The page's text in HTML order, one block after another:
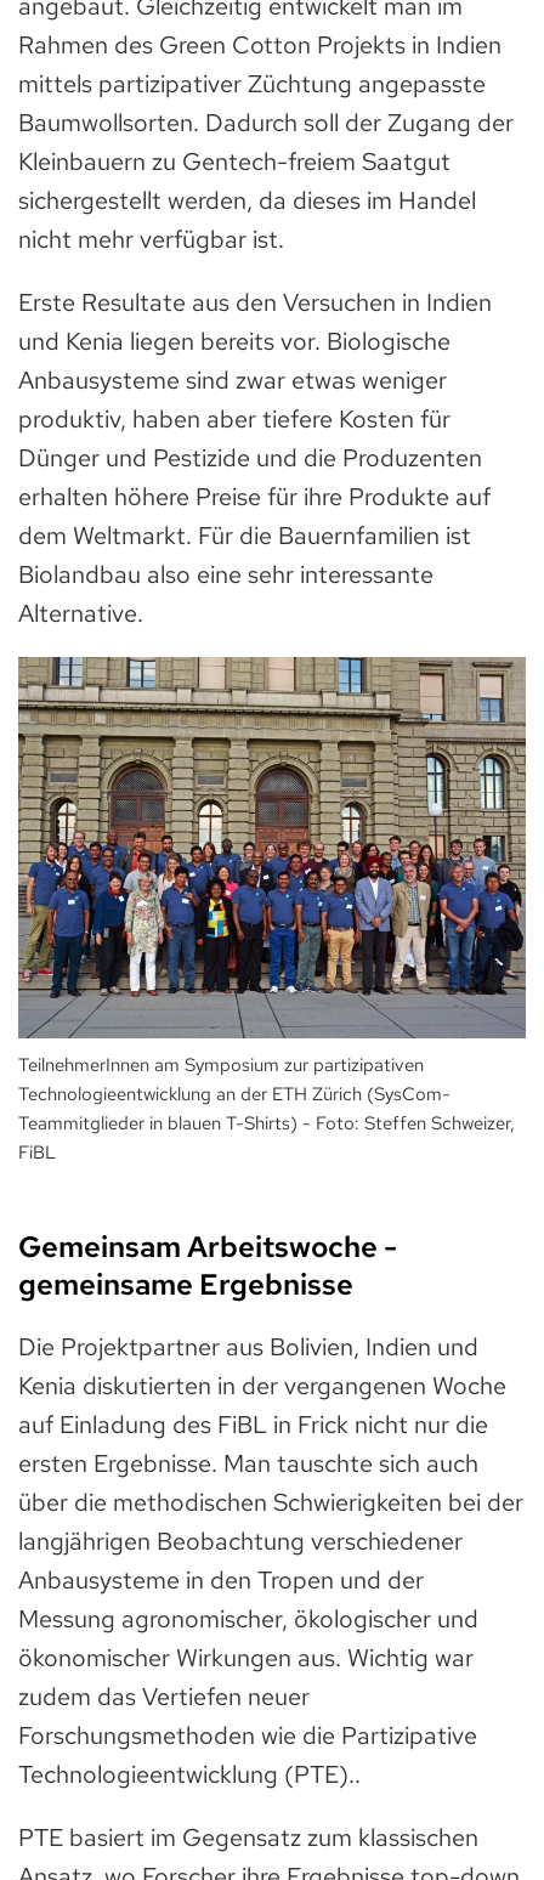
Rahmen des Green Cotton Projekts in Indien
mittels partizipativer Züchtung angepasste
Baumwollsorten. Dadurch soll der Zugang der
Kleinbauern zu Gentech-freiem Saatgut
sichergestellt werden, da dieses im Handel
nicht mehr verfügbar ist.
Erste Resultate aus den Versuchen in Indien
und Kenia liegen bereits vor. Biologische
Anbausysteme sind zwar etwas weniger
produktiv, haben aber tiefere Kosten für
Dünger und Pestizide und die Produzenten
erhalten höhere Preise für ihre Produkte auf
dem Weltmarkt. Für die Bauernfamilien ist
Biolandbau also eine sehr interessante
Alternative.
TeilnehmerInnen am Symposium zur partizipativen
Technologieentwicklung an der ETH Zürich (SysCom-
Teammitglieder in blauen T-Shirts) - Foto: Steffen Schweizer,
FiBL
Gemeinsam Arbeitswoche -
gemeinsame Ergebnisse
Die Projektpartner aus Bolivien, Indien und
Kenia diskutierten in der vergangenen Woche
auf Einladung des FiBL in Frick nicht nur die
ersten Ergebnisse. Man tauschte sich auch
über die methodischen Schwierigkeiten bei der
langjährigen Beobachtung verschiedener
Anbausysteme in den Tropen und der
Messung agronomischer, ökologischer und
ökonomischer Wirkungen aus. Wichtig war
zudem das Vertiefen neuer
Forschungsmethoden wie die Partizipative
Technologieentwicklung (PTE)..
PTE basiert im Gegensatz zum klassischen